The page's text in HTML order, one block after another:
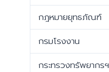
กฎหมายยุทธภัณฑ์
กรมโรงงาน
กระทรวงทรัพยากรฯ